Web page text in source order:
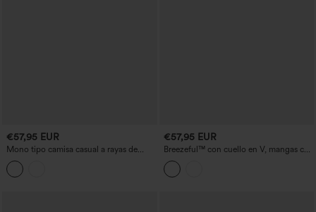
€57,95 EUR
Mono tipo camisa casual a rayas de
manga corta con bolsillos - Edición Easy
Peezy
€57,95 EUR
Breezeful™ con cuello en V, mangas con
estampado de hojas, bolsillos, perneras
anchas, mono de trabajo fluido y de
secado rápido